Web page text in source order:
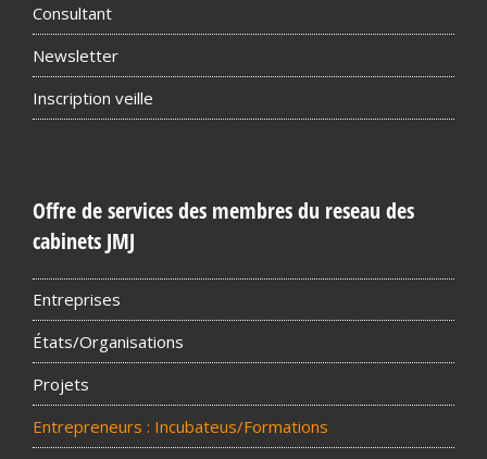
Consultant
Newsletter
Inscription veille
Offre de services des membres du reseau des
cabinets JMJ
Entreprises
États/Organisations
Projets
Entrepreneurs : Incubateus/Formations